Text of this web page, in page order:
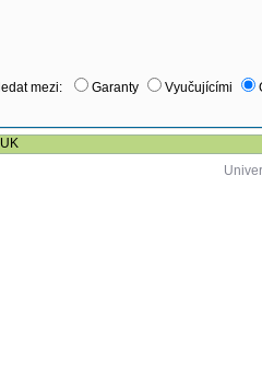
mezi: Garanty Vyučujícími